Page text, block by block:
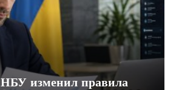
НБУ изменил правила